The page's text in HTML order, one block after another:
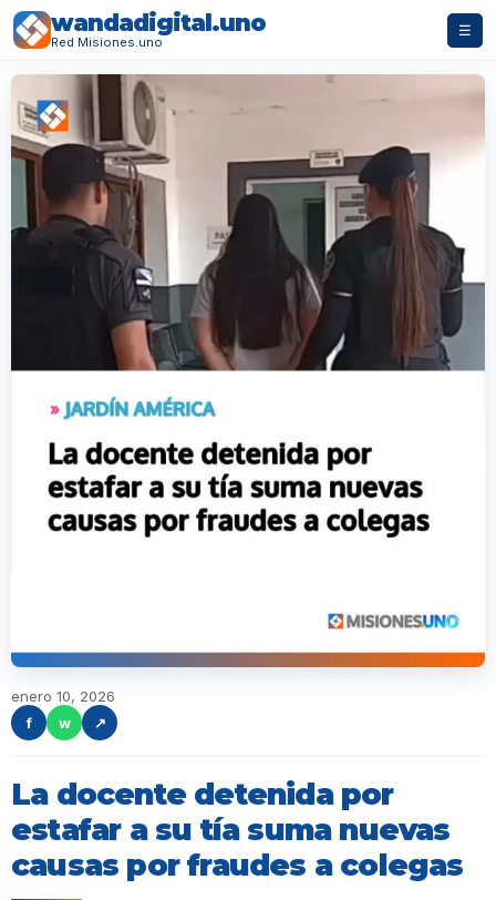
wandadigital.uno
Red Misiones.uno
☰
enero 10, 2026
f
w ↗
La docente detenida por
estafar a su tía suma nuevas
causas por fraudes a colegas